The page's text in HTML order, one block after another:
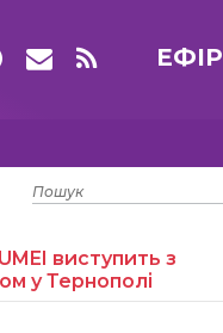
ЕФІР
ТРАВНЯ
виступить з
у Тернополі